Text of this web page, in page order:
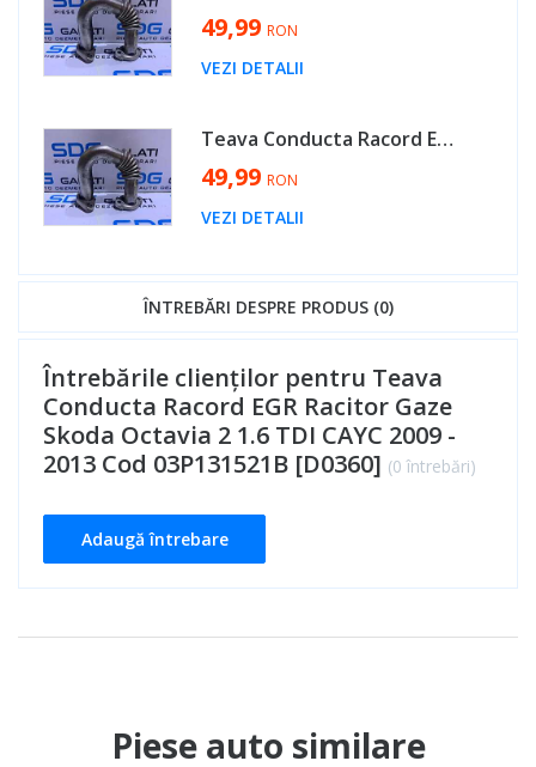
49,99 RON
VEZI DETALII
Teava Conducta Racord EGR Racitor Gaze Seat Alhambra 2.0 TDI CFFA CFFB CFGB CFFE CFGC 2011 - 2015 Cod 03P131521B [D0360]
49,99 RON
VEZI DETALII
ÎNTREBĂRI DESPRE PRODUS (0)
Întrebările clienților pentru Teava
Conducta Racord EGR Racitor Gaze
Skoda Octavia 2 1.6 TDI CAYC 2009 -
2013 Cod 03P131521B [D0360] (0 întrebări)
Adaugă întrebare
Piese auto similare